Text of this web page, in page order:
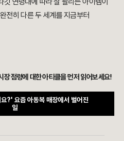
전히 다른 두 세계를 지금부터
장 점령에 대한 아티클을 먼저 읽어보세요!
?' 요즘 아동복 매장에서 벌어진
일